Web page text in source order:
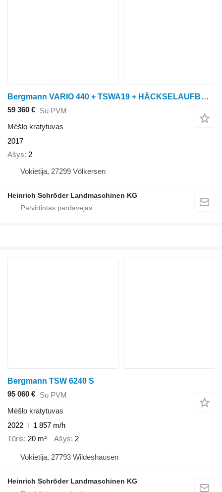
Bergmann VARIO 440 + TSWA19 + HÄCKSELAUFBAU HT40S
59 360 € Su PVM
Mėšlo kratytuvas
2017
Ašys 2
Vokietija, 27299 Völkersen
Heinrich Schröder Landmaschinen KG
Bergmann TSW 6240 S
95 060 € Su PVM
Mėšlo kratytuvas
2022
1 857 m/h
Tūris 20 m³ Ašys 2
Vokietija, 27793 Wildeshausen
Heinrich Schröder Landmaschinen KG